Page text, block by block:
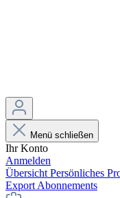
Menü schließen
Ihr Konto
Anmelden
Übersicht Persönliches
Export Abonnements